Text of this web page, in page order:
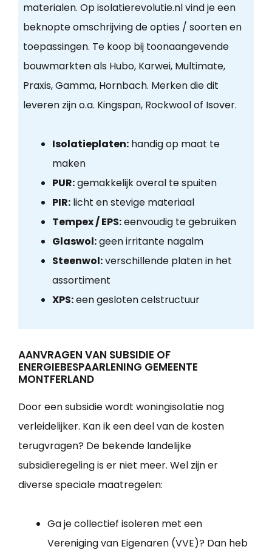
materialen. Op isolatierevolutie.nl vind je een
beknopte omschrijving de opties / soorten en
toepassingen. Te koop bij toonaangevende
bouwmarkten als Hubo, Karwei, Multimate,
Praxis, Gamma, Hornbach. Merken die dit
leveren zijn o.a. Kingspan, Rockwool of Isover.
Isolatieplaten:handig op maat te
maken
PUR:gemakkelijk overal te spuiten
PIR:licht en stevige materiaal
Tempex / EPS:eenvoudig te gebruiken
Glaswol:geen irritante nagalm
Steenwol:verschillende platen in het
assortiment
XPS:een gesloten celstructuur
AANVRAGEN VAN SUBSIDIE OF
ENERGIEBESPAARLENING GEMEENTE
MONTFERLAND
Door een subsidie wordt woningisolatie nog
verleidelijker. Kan ik een deel van de kosten
terugvragen? De bekende landelijke
subsidieregeling is er niet meer. Wel zijn er
diverse speciale maatregelen:
Ga je collectief isoleren met een
Vereniging van Eigenaren (VVE)? Dan heb